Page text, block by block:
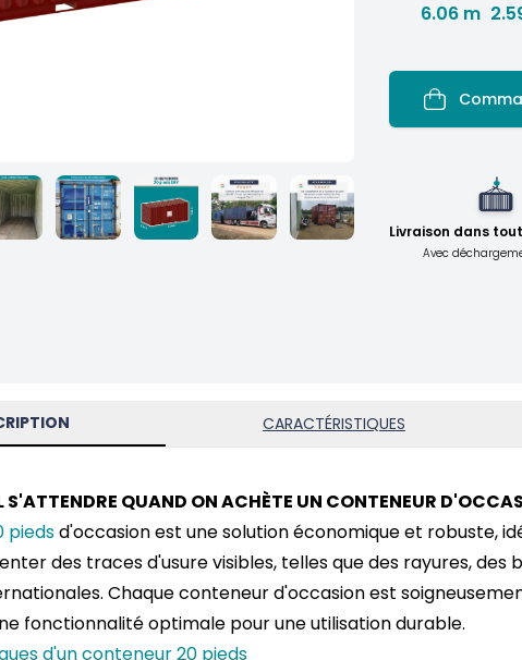
6.06 m
Livraison dans
Avec
CARACTÉRISTIQUES
QUAND ON ACHÈTE UN CONTENEUR
piedsd'occasion est une solution économique et robuste,
des traces d'usure visibles, telles que des rayures,
Chaqueconteneur d'occasionest
fonctionnalité optimale pour une utilisation durable.
d'un conteneur 20 pieds